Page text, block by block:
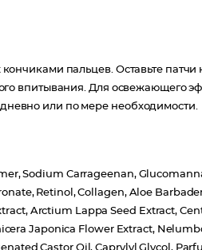
пальцев. Оставьте патчи
впитывания. Для освежающего
или по мере необходимости.
Sodium Carrageenan,
Retinol, Collagen, Aloe
Arctium Lappa Seed Extract,
Japonica Flower Extract,